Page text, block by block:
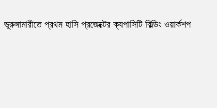
ভূরুঙ্গামারীতে প্রথম হাসি প্রজেক্টের ক্যপাসিটি বিল্ডিং ওয়ার্কশপ